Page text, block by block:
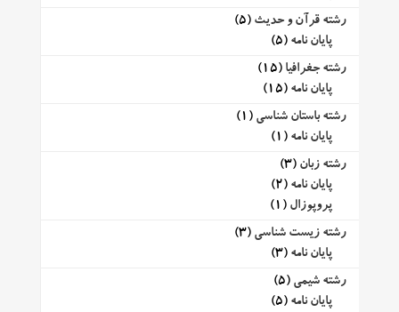
رشته قرآن و حدیث (5)
پایان نامه (5)
رشته جغرافیا (15)
پایان نامه (15)
رشته باستان شناسی (1)
پایان نامه (1)
رشته زبان (3)
پایان نامه (2)
پروپوزال (1)
رشته زیست شناسی (3)
پایان نامه (3)
رشته شیمی (5)
پایان نامه (5)